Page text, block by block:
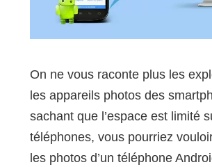
On ne vous raconte plus les
les appareils photos des
sachant que l’espace est limité
téléphones, vous pourriez
les photos d’un téléphone